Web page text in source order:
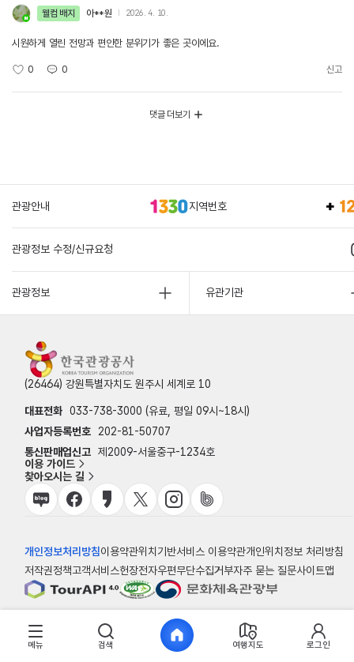
웰컴 배지 아**원 2026. 4. 10.
시원하게 열린 전망과 편안한 분위기가 좋은 곳이에요.
0 0 신고
댓글 더보기
관광안내 지역번호
관광정보 수정/신규요청
관광정보 유관기관
(26464) 강원특별자치도 원주시 세계로 10
대표전화 033-738-3000 (유료, 평일 09시~18시)
사업자등록번호
202-81-50707
통신판매업신고 제2009-서울중구-1234호
이용 가이드
찾아오시는 길
개인정보처리방침이용약관위치기반서비스 이용약관개인위치정보 처리방침
저작권정책고객서비스헌장전자우편무단수집거부자주 묻는 질문사이트맵
© 한국관광공사
메뉴 검색 여행지도 로그인